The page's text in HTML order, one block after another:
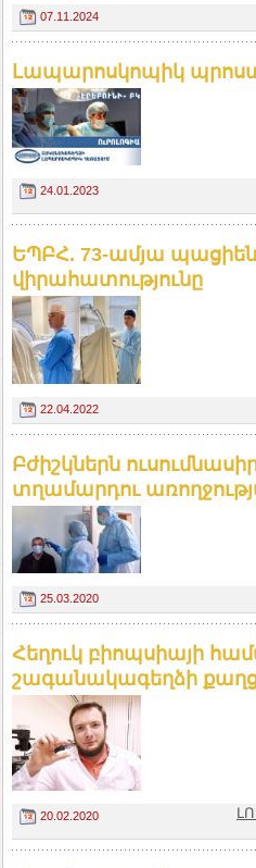
07.11.2024
Լապարոսկոպիկ
24.01.2023
ԵՊԲՀ. 73-ամյա
վիրահատությունը
22.04.2022
Բժիշկներն
տղամարդու
25.03.2020
Հեղուկ բիոպսիայի
շագանակագեղձի
20.02.2020